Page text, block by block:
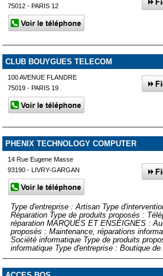
75012 - PARIS 12
CLUB BOUYGUES TELECOM
100 AVENUE FLANDRE
75019 - PARIS 19
PHENIX TECHNOLOGY COMPUTER
14 Rue Eugene Masse
93190 - LIVRY-GARGAN
Type d'entreprise : Artisan Type
Réparation Type de produits proposés :
réparation MARQUES ET ENSEIGNES :
proposés : Maintenance, réparations
Société informatique Type de produits
informatique Type d'entreprise : Boutique